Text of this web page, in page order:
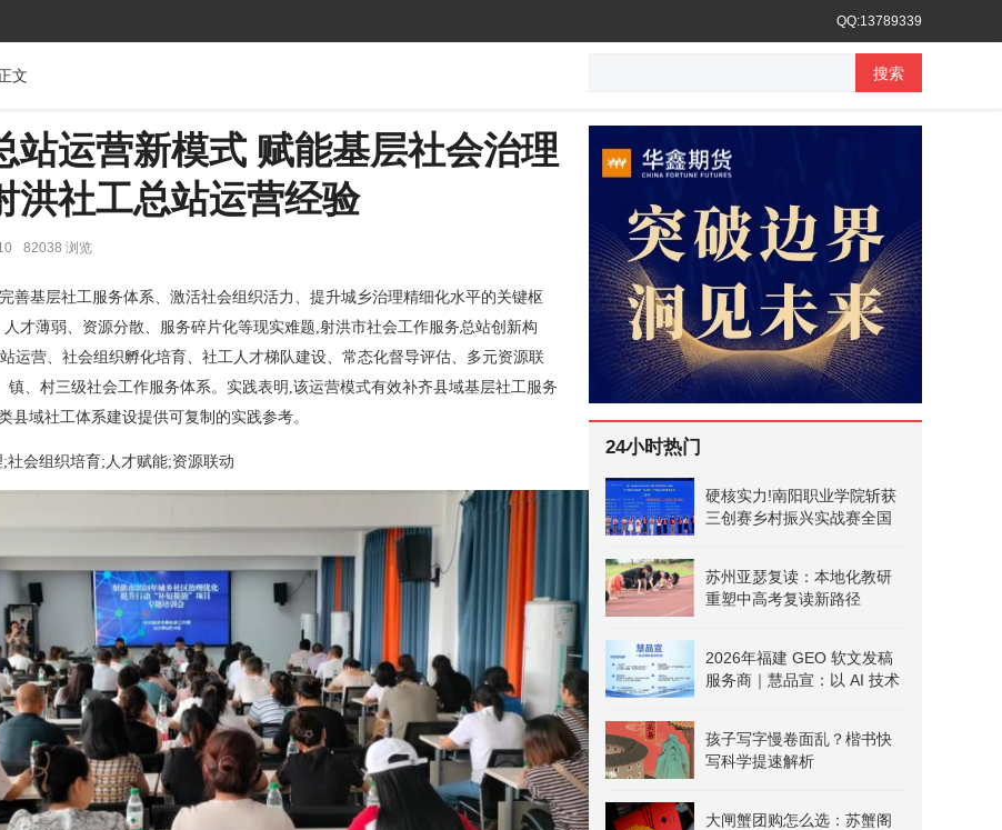
QQ:13789339
文 搜索
站运营新模式 赋能基层社会治理
社工总站运营经验
82038 浏览
善基层社工服务体系、激活社会组织活力、提升城乡治理精细化水平的关键枢
才薄弱、资源分散、服务碎片化等现实难题,射洪市社会工作服务总站创新构
运营、社会组织孵化培育、社工人才梯队建设、常态化督导评估、多元资源联
、村三级社会工作服务体系。实践表明,该运营模式有效补齐县域基层社工服务
县域社工体系建设提供可复制的实践参考。
社会组织培育;人才赋能;资源联动
24小时热门
硬核实力!南阳职业学院斩获
三创赛乡村振兴实战赛全国
苏州亚瑟复读：本地化教研
重塑中高考复读新路径
2026年福建 GEO 软文发稿
服务商｜慧品宣：以 AI 技术
孩子写字慢卷面乱？楷书快
写科学提速解析
大闸蟹团购怎么选：苏蟹阁